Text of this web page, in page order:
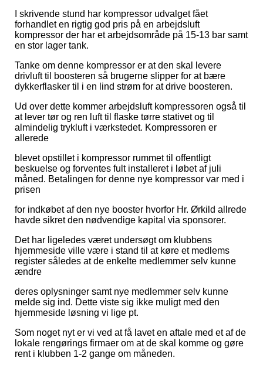
I skrivende stund har kompressor udvalget fået
forhandlet en rigtig god pris på en arbejdsluft
kompressor der har et arbejdsområde på 15-13 bar samt
en stor lager tank.
Tanke om denne kompressor er at den skal levere
drivluft til boosteren så brugerne slipper for at bære
dykkerflasker til i en lind strøm for at drive boosteren.
Ud over dette kommer arbejdsluft kompressoren også til
at lever tør og ren luft til flaske tørre stativet og til
almindelig trykluft i værkstedet. Kompressoren er
allerede
blevet opstillet i kompressor rummet til offentligt
beskuelse og forventes fult installeret i løbet af juli
måned. Betalingen for denne nye kompressor var med i
prisen
for indkøbet af den nye booster hvorfor Hr. Ørkild allrede
havde sikret den nødvendige kapital via sponsorer.
Det har ligeledes været undersøgt om klubbens
hjemmeside ville være i stand til at køre et medlems
register således at de enkelte medlemmer selv kunne
ændre
deres oplysninger samt nye medlemmer selv kunne
melde sig ind. Dette viste sig ikke muligt med den
hjemmeside løsning vi lige pt.
Som noget nyt er vi ved at få lavet en aftale med et af de
lokale rengørings firmaer om at de skal komme og gøre
rent i klubben 1-2 gange om måneden.